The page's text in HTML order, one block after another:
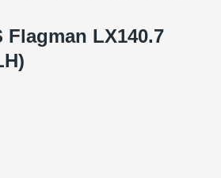
Flagman LX140.7